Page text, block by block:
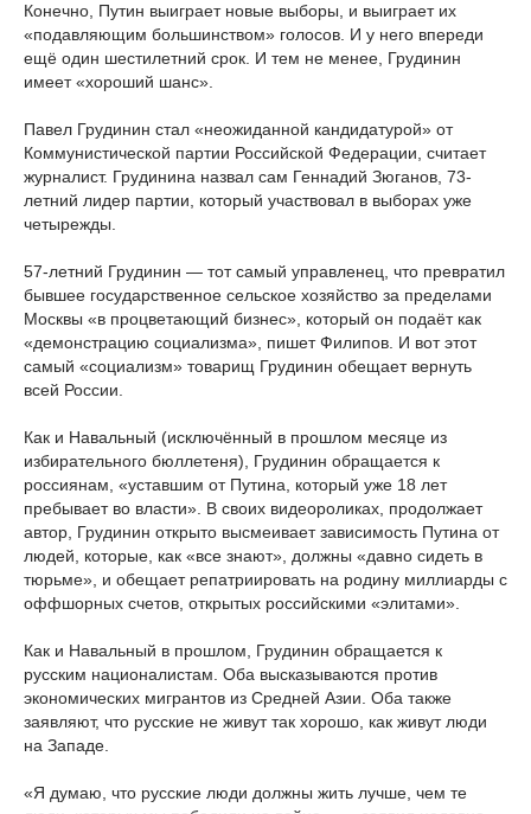
Конечно, Путин выиграет новые выборы, и выиграет их
«подавляющим большинством» голосов. И у него впереди
ещё один шестилетний срок. И тем не менее, Грудинин
имеет «хороший шанс».
Павел Грудинин стал «неожиданной кандидатурой» от
Коммунистической партии Российской Федерации, считает
журналист. Грудинина назвал сам Геннадий Зюганов, 73-
летний лидер партии, который участвовал в выборах уже
четырежды.
57-летний Грудинин — тот самый управленец, что превратил
бывшее государственное сельское хозяйство за пределами
Москвы «в процветающий бизнес», который он подаёт как
«демонстрацию социализма», пишет Филипов. И вот этот
самый «социализм» товарищ Грудинин обещает вернуть
всей России.
Как и Навальный (исключённый в прошлом месяце из
избирательного бюллетеня), Грудинин обращается к
россиянам, «уставшим от Путина, который уже 18 лет
пребывает во власти». В своих видеороликах, продолжает
автор, Грудинин открыто высмеивает зависимость Путина от
людей, которые, как «все знают», должны «давно сидеть в
тюрьме», и обещает репатриировать на родину миллиарды с
оффшорных счетов, открытых российскими «элитами».
Как и Навальный в прошлом, Грудинин обращается к
русским националистам. Оба высказываются против
экономических мигрантов из Средней Азии. Оба также
заявляют, что русские не живут так хорошо, как живут люди
на Западе.
«Я думаю, что русские люди должны жить лучше, чем те